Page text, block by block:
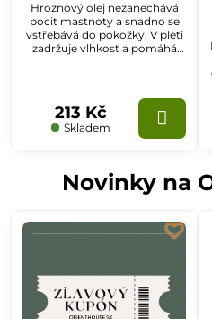
Hroznový olej nezanechává
pocit mastnoty a snadno se
vstřebává do pokožky. V pleti
zadržuje vlhkost a pomáhá
mastnou a zralou pokožku.
Skladem
213 Kč
Novinky na